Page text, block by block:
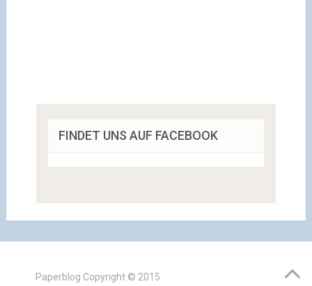
FINDET UNS AUF FACEBOOK
Paperblog Copyright © 2015.